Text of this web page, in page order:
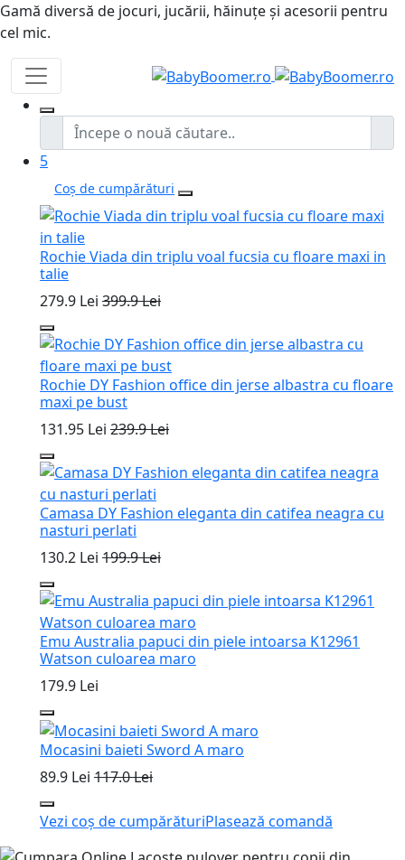
Gamă diversă de jocuri, jucării, hăinuțe și acesorii pentru
cel mic.
5
Coș de cumpărături
Rochie Viada din triplu voal fucsia cu floare maxi in
talie
279.9 Lei 399.9 Lei
Rochie DY Fashion office din jerse albastra cu floare
maxi pe bust
131.95 Lei 239.9 Lei
Camasa DY Fashion eleganta din catifea neagra cu
nasturi perlati
130.2 Lei 199.9 Lei
Emu Australia papuci din piele intoarsa K12961
Watson culoarea maro
179.9 Lei
Mocasini baieti Sword A maro
89.9 Lei 117.0 Lei
Vezi coș de cumpărăturiPlasează comandă